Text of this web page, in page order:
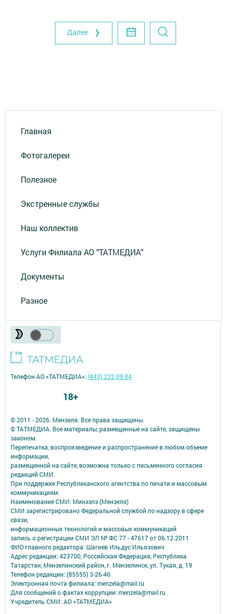
Далее ❯
Главная
Фотогалереи
Полезное
Экстренные службы
Наш коллектив
Услуги Филиала АО "ТАТМЕДИА"
Документы
Разное
© 2011 - 2026. Мензеля. Все права защищены.
© ТАТМЕДИА. Все материалы, размещенные на сайте, защищены
законом.
Перепечатка, воспроизведение и распространение в любом объеме
информации,
размещенной на сайте, возможна только с письменного согласия
редакций СМИ.
При поддержке Республиканского агентства по печати и массовым
коммуникациям.
Наименование СМИ: Минзэлэ (Мензеля)
СМИ зарегистрировано Федеральной службой по надзору в сфере
связи,
информационных технологий и массовых коммуникаций
запись о регистрации СМИ ЭЛ № ФС 77 - 47617 от 06.12.2011
ФИО главного редактора: Шагиев Ильдус Ильязович
Адрес редакции: 423700, Российская Федерация, Республика
Татарстан, Мензелинский район, г. Мензелинск, ул. Тукая, д. 19
Телефон редакции: (85555) 3-26-46
Электронная почта филиала: menzela@mail.ru
Для сообщений о фактах коррупции: menzela@mail.ru
Учредитель СМИ: АО «ТАТМЕДИА»
Телефон АО «ТАТМЕДИА»:(843) 222 09 84
18+